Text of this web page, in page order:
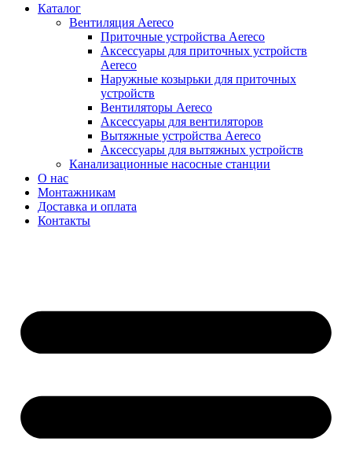
Каталог
Вентиляция Aereco
Приточные устройства Aereco
Аксессуары для приточных устройств
Aereco
Наружные козырьки для приточных
устройств
Вентиляторы Aereco
Аксессуары для вентиляторов
Вытяжные устройства Aereco
Аксессуары для вытяжных устройств
Канализационные насосные станции
О нас
Монтажникам
Доставка и оплата
Контакты